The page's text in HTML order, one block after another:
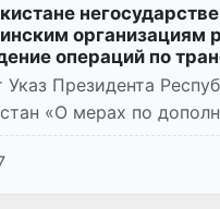
организациям
операций по
Указ Президента
«О мерах по
частного сектора в
(№ УП–74 от